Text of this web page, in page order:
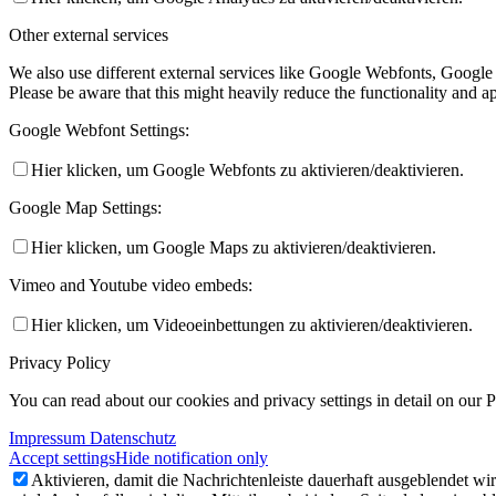
Other external services
We also use different external services like Google Webfonts,
Please be aware that this might heavily reduce the functionality and
Google Webfont Settings:
Hier klicken, um Google Webfonts zu aktivieren/deaktivieren.
Google Map Settings:
Hier klicken, um Google Maps zu aktivieren/deaktivieren.
Vimeo and Youtube video embeds:
Hier klicken, um Videoeinbettungen zu aktivieren/deaktivieren.
Privacy Policy
You can read about our cookies and privacy settings in detail on our
Impressum Datenschutz
Accept settingsHide notification only
Aktivieren, damit die Nachrichtenleiste dauerhaft ausgeblendet